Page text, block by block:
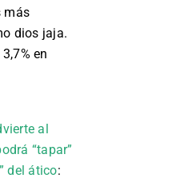
más
dios jaja.
en
al
“tapar”
del ático: